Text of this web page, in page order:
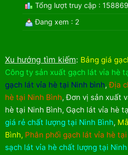
Tổng lượt truy cập :
Đang xem : 2
Xu hướng tìm kiếm: Bảng giá
Công ty sản xuất gạch lát vỉa hè
gạch lát vỉa hè tại Ninh bình,Địa
hè tại Ninh Bình,Đơn vị sản xuất
hè tại Ninh Bình, Gạch lát vỉa hè
giá rẻ chất lượng tại Ninh Bình,
Bình, Phân phối gạch lát vỉa hè
sạch lát vỉa hè chất lượng tại Ninh